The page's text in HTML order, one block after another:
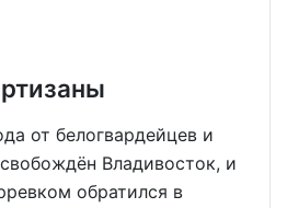
от белогвардейцев и
Владивосток, и
обратился в